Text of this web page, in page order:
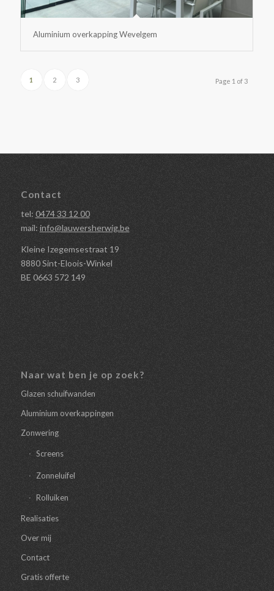
Aluminium overkapping Wevelgem
Page 1 of 3
1 2 3
Contact
tel: 0474 33 12 00
mail: info@lauwersherwig.be
Kleine Izegemsestraat 19
8880 Sint-Eloois-Winkel
BE 0663 572 149
Naar wat ben je op zoek?
Glazen schuifwanden
Aluminium overkappingen
Zonwering
Screens
Zonneluifel
Rolluiken
Realisaties
Over mij
Contact
Gratis offerte